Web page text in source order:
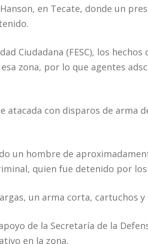
en Tecate, donde un
Ciudadana (FESC), los
zona, por lo que agentes
atacada con disparos de arma
un hombre de
quien fue detenido por
un arma corta, cartuchos
de la Secretaría de la
en la zona.